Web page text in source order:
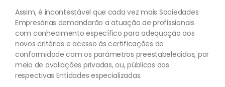
Assim, é incontestável que cada vez mais Sociedades
Empresárias demandarão a atuação de profissionais
com conhecimento específico para adequação aos
novos critérios e acesso às certificações de
conformidade com os parâmetros preestabelecidos, por
meio de avaliações privadas, ou, públicas das
respectivas Entidades especializadas.